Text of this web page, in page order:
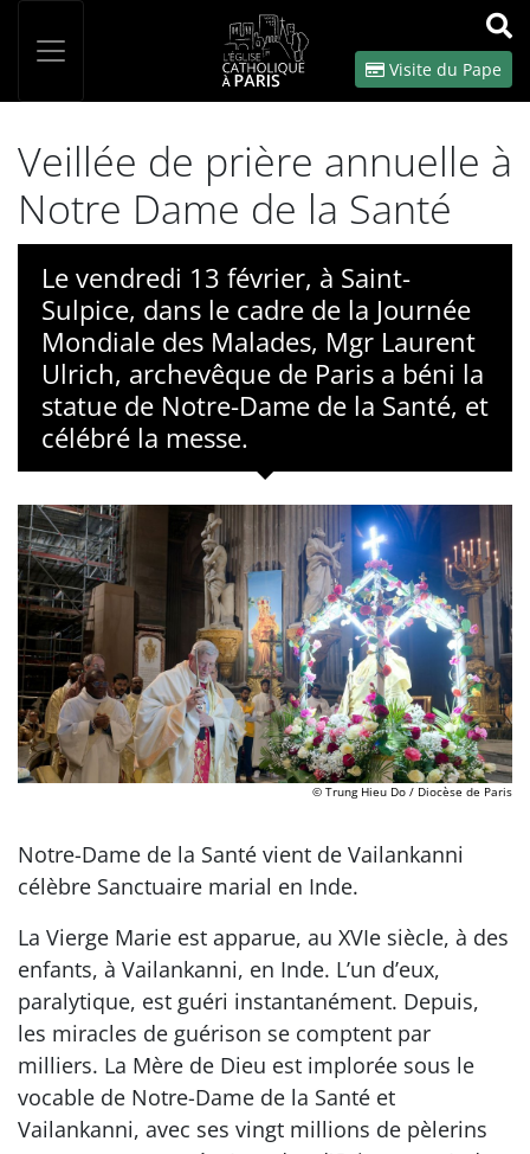
OK
Visite du Pape
Veillée de prière annuelle à
Notre Dame de la Santé
Le vendredi 13 février, à Saint-
Sulpice, dans le cadre de la Journée
Mondiale des Malades, Mgr Laurent
Ulrich, archevêque de Paris a béni la
statue de Notre-Dame de la Santé, et
célébré la messe.
© Trung Hieu Do / Diocèse de Paris
Notre-Dame de la Santé vient de Vailankanni
célèbre Sanctuaire marial en Inde.
La Vierge Marie est apparue, au XVIe siècle, à des
enfants, à Vailankanni, en Inde. L’un d’eux,
paralytique, est guéri instantanément. Depuis,
les miracles de guérison se comptent par
milliers. La Mère de Dieu est implorée sous le
vocable de Notre-Dame de la Santé et
Vailankanni, avec ses vingt millions de pèlerins
Panneau de gestion des cookies